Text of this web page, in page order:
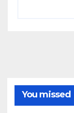
You missed